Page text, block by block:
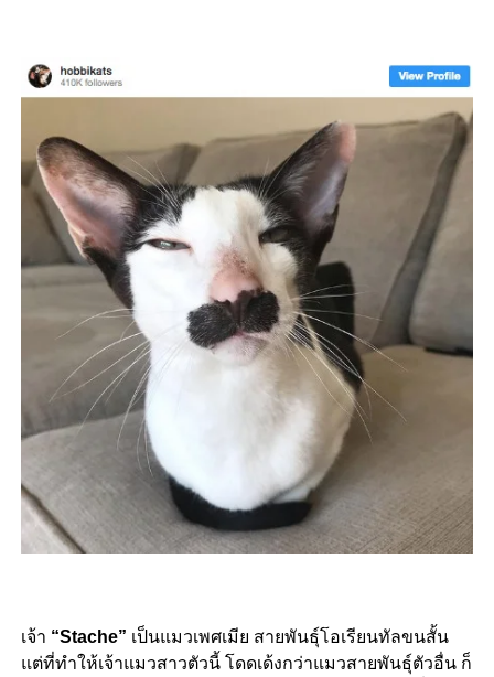
เจ้า “Stache” เป็นแมวเพศเมีย สายพันธุ์โอเรียนทัลขนสั้น
แต่ที่ทำให้เจ้าแมวสาวตัวนี้ โดดเด้งกว่าแมวสายพันธุ์ตัวอื่น ก็